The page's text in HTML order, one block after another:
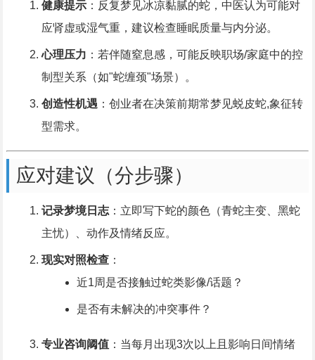
健康提示：反复梦见冰凉黏腻的蛇，中医认为可能对
应肾虚或湿气重，建议检查睡眠质量与内分泌。
心理压力 ：若伴随窒息感，可能反映职场/家庭中的控
制型关系（如"蛇缠颈"场景）。
创造性机遇：创业者在决策前期常梦见蜕皮蛇,象征转
型需求。
应对建议（分步骤）
记录梦境日志：立即写下蛇的颜色（青蛇主变、黑蛇
主忧）、动作及情绪反应。
现实对照检查：
近1周是否接触过蛇类影像/话题？
是否有未解决的冲突事件？
专业咨询阈值：当每月出现3次以上且影响日间情绪